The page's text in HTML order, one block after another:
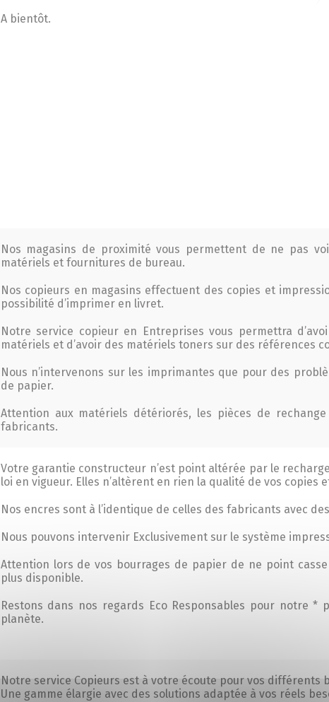
A bientôt.
Nos magasins de proximité vous permettent de ne pas
matériels et fournitures de bureau.
Nos copieurs en magasins effectuent des copies et
possibilité d’imprimer en livret.
Notre service copieur en Entreprises vous permettra
matériels et d’avoir des matériels toners sur des références
Nous n’intervenons sur les imprimantes que pour des
de papier.
Attention aux matériels détériorés, les pièces de
fabricants.
Votre garantie constructeur n’est point altérée par le
loi en vigueur. Elles n’altèrent en rien la qualité de vos copies
Nos encres sont à l’identique de celles des fabricants avec
Nous pouvons intervenir Exclusivement sur le système
Attention lors de vos bourrages de papier de ne point
plus disponible.
Restons dans nos regards Eco Responsables pour notre
planète.
Notre service Copieurs est à votre écoute pour vos différents
Une gamme élargie avec des solutions adaptée à vos réels